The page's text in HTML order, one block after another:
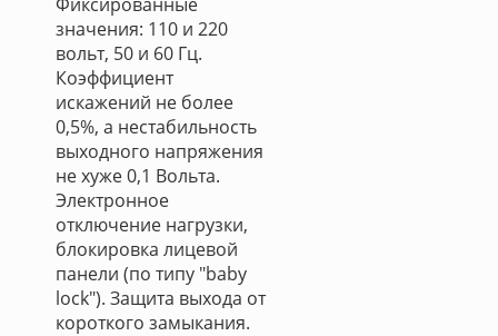
значения: 110 и 220
вольт, 50 и 60 Гц.
Коэффициент
искажений не более
0,5%, а нестабильность
выходного напряжения
не хуже 0,1 Вольта.
Электронное
отключение нагрузки,
блокировка лицевой
панели (по типу "baby
lock"). Защита выхода от
короткого замыкания.